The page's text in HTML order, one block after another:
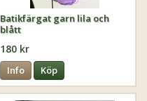
Batikfärgat garn lila och
blått
180 kr
Info Köp